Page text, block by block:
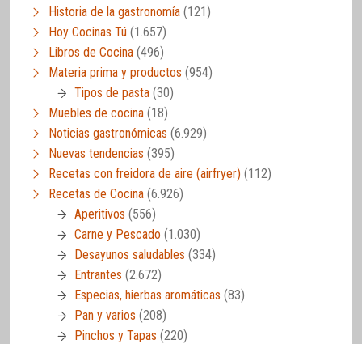
Historia de la gastronomía (121)
Hoy Cocinas Tú (1.657)
Libros de Cocina (496)
Materia prima y productos (954)
Tipos de pasta (30)
Muebles de cocina (18)
Noticias gastronómicas (6.929)
Nuevas tendencias (395)
Recetas con freidora de aire (airfryer) (112)
Recetas de Cocina (6.926)
Aperitivos (556)
Carne y Pescado (1.030)
Desayunos saludables (334)
Entrantes (2.672)
Especias, hierbas aromáticas (83)
Pan y varios (208)
Pinchos y Tapas (220)